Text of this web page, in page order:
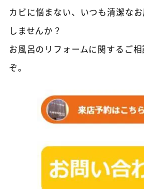
カビに悩まない、いつも清潔な
しませんか？
お風呂のリフォームに関するご
ぞ。